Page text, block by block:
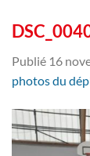
Publié 16
photos du